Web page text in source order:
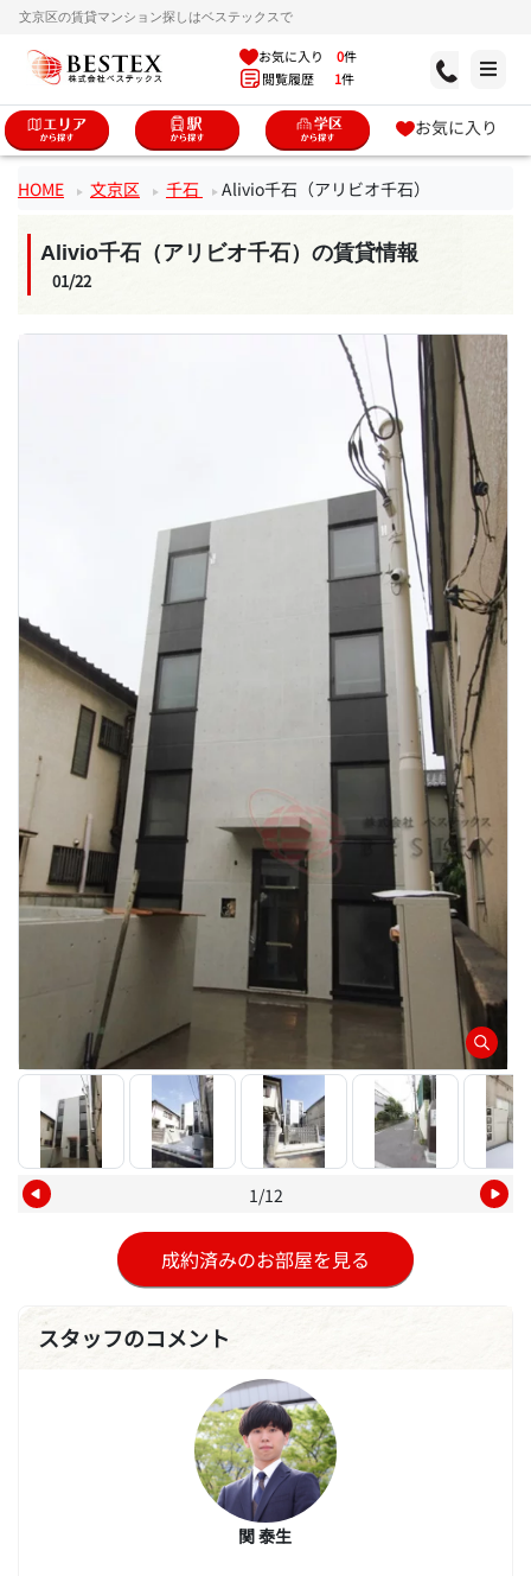
文京区の賃貸マンション探しはベステックスで
お気に入り 0件
閲覧履歴 1件
お気に入り
HOME 文京区 千石 Alivio千石（アリビオ千石）
Alivio千石（アリビオ千石）の賃貸情報
01/22
1/12
成約済みのお部屋を見る
スタッフのコメント
関 泰生